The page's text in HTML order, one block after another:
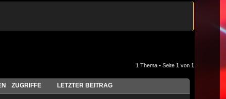
1 Thema • Seite 1 von 1
ZUGRIFFE LETZTER BEITRAG